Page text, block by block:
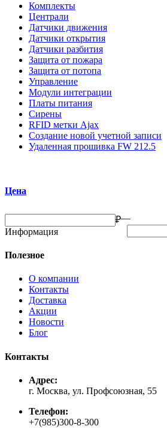
Комплекты
Централи
Датчики движения
Датчики открытия
Датчики разбития
Защита от пожара
Защита от потопа
Управление
Модули интеграции
Платы питания
Сирены
RFID метки Ajax
Создание новой учетной записи
Удаленная прошивка FW 212.5
Цена
₽—
Информация
Полезное
О компании
Контакты
Доставка
Акции
Новости
Блог
Контакты
Адрес:
г. Москва, ул. Профсоюзная, 55
Телефон:
+7(985)300-8-300